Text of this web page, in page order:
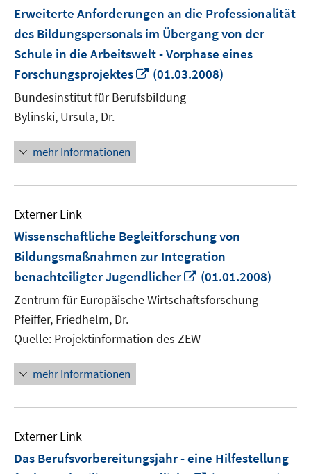
Erweiterte Anforderungen an die Professionalität
des Bildungspersonals im Übergang von der
Schule in die Arbeitswelt - Vorphase eines
Forschungsprojektes
In
neuem
Fenster
(01.03.2008)
Bundesinstitut für Berufsbildung
Bylinski, Ursula, Dr.
mehr Informationen
Externer Link
Wissenschaftliche Begleitforschung von
Bildungsmaßnahmen zur Integration
benachteiligter Jugendlicher
In
neuem
Fenster
(01.01.2008)
Zentrum für Europäische Wirtschaftsforschung
Pfeiffer, Friedhelm, Dr.
Quelle: Projektinformation des ZEW
mehr Informationen
Externer Link
Das Berufsvorbereitungsjahr - eine Hilfestellung